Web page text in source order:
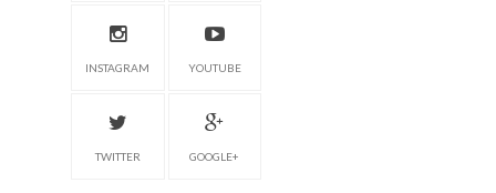
INSTAGRAM YOUTUBE
TWITTER GOOGLE+